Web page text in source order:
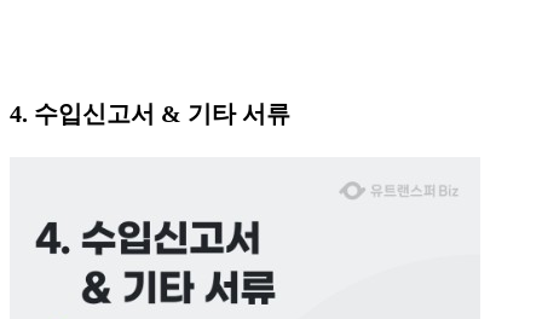
4. 수입신고서 & 기타 서류